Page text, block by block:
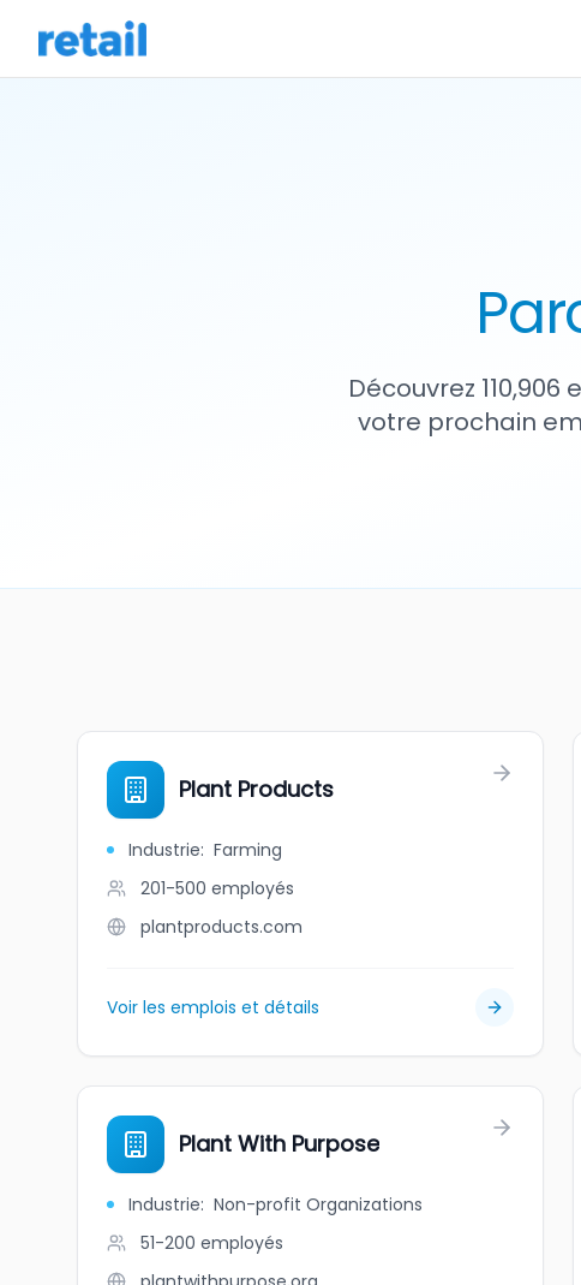
Découvrez
votre prochain
Plant Products
Industrie: Farming
201-500 employés
plantproducts.com
Voir les emplois et détails
Plant With Purpose
Industrie: Non-profit Organizations
51-200 employés